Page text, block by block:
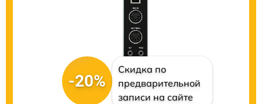
-20%
Скидка по
предварительной
записи на сайте